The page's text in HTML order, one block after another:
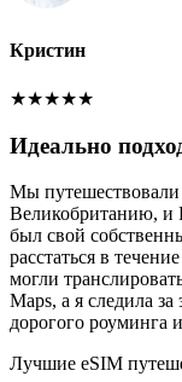
Кристин
★★★★★
Идеально
Мы путешествовали
Великобританию, и
был свой
расстаться в
могли
Maps, а я следила
дорогого роуминга
Лучшие eSIM